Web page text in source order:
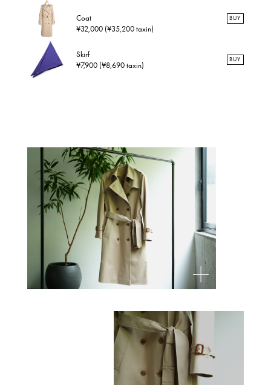
Coat
¥32,000 (¥35,200 taxin)
BUY
Skirf
¥7,900 (¥8,690 taxin)
BUY